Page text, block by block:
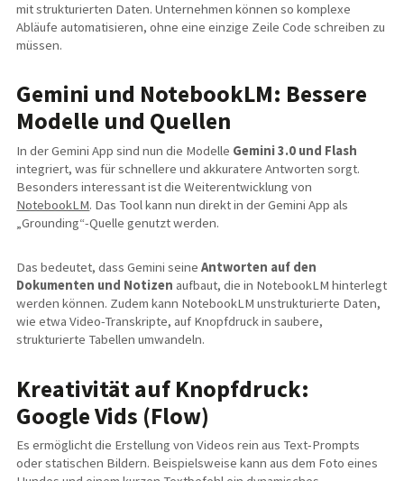
mit strukturierten Daten. Unternehmen können so komplexe
Abläufe automatisieren, ohne eine einzige Zeile Code schreiben zu
müssen.
Gemini und NotebookLM: Bessere
Modelle und Quellen
In der Gemini App sind nun die Modelle Gemini 3.0 und Flash
integriert, was für schnellere und akkuratere Antworten sorgt.
Besonders interessant ist die Weiterentwicklung von
NotebookLM. Das Tool kann nun direkt in der Gemini App als
„Grounding“-Quelle genutzt werden.
Das bedeutet, dass Gemini seineAntworten auf den
Dokumenten und Notizen aufbaut, die in NotebookLM hinterlegt
werden können. Zudem kann NotebookLM unstrukturierte Daten,
wie etwa Video-Transkripte, auf Knopfdruck in saubere,
strukturierte Tabellen umwandeln.
Kreativität auf Knopfdruck:
Google Vids (Flow)
Es ermöglicht die Erstellung von Videos rein aus Text-Prompts
oder statischen Bildern. Beispielsweise kann aus dem Foto eines